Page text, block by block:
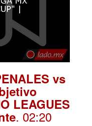
vs
LEAGUES
. 02:20